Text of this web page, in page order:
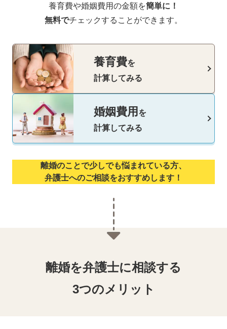
養育費や婚姻費用の金額を簡単に！
無料でチェックすることができます。
養育費を
計算してみる
婚姻費用 を
計算してみる
離婚のことで少しでも悩まれている方、
弁護士へのご相談をおすすめします！
離婚を弁護士に相談する
3つのメリット